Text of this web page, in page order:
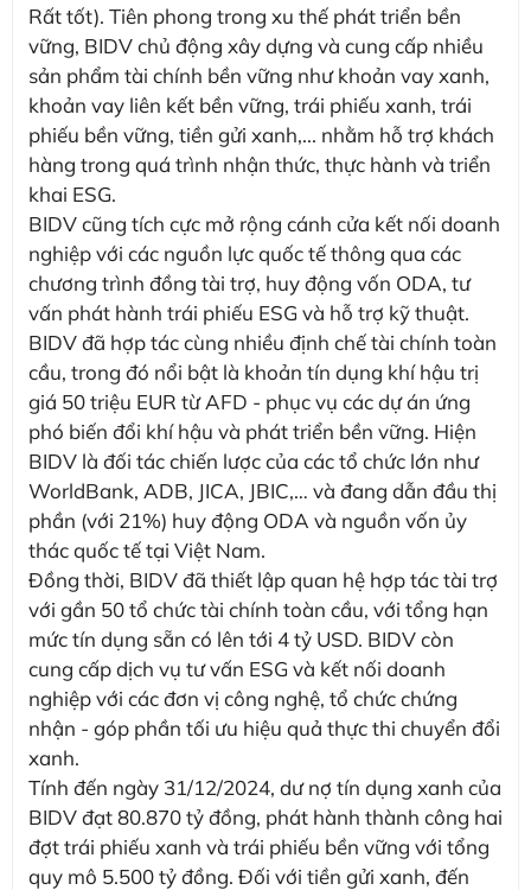
Rất tốt). Tiên phong trong xu thế phát triển bền
vững, BIDV chủ động xây dựng và cung cấp nhiều
sản phẩm tài chính bền vững như khoản vay xanh,
khoản vay liên kết bền vững, trái phiếu xanh, trái
phiếu bền vững, tiền gửi xanh,... nhằm hỗ trợ khách
hàng trong quá trình nhận thức, thực hành và triển
khai ESG.
BIDV cũng tích cực mở rộng cánh cửa kết nối doanh
nghiệp với các nguồn lực quốc tế thông qua các
chương trình đồng tài trợ, huy động vốn ODA, tư
vấn phát hành trái phiếu ESG và hỗ trợ kỹ thuật.
BIDV đã hợp tác cùng nhiều định chế tài chính toàn
cầu, trong đó nổi bật là khoản tín dụng khí hậu trị
giá 50 triệu EUR từ AFD - phục vụ các dự án ứng
phó biến đổi khí hậu và phát triển bền vững. Hiện
BIDV là đối tác chiến lược của các tổ chức lớn như
WorldBank, ADB, JICA, JBIC,… và đang dẫn đầu thị
phần (với 21%) huy động ODA và nguồn vốn ủy
thác quốc tế tại Việt Nam.
Đồng thời, BIDV đã thiết lập quan hệ hợp tác tài trợ
với gần 50 tổ chức tài chính toàn cầu, với tổng hạn
mức tín dụng sẵn có lên tới 4 tỷ USD. BIDV còn
cung cấp dịch vụ tư vấn ESG và kết nối doanh
nghiệp với các đơn vị công nghệ, tổ chức chứng
nhận - góp phần tối ưu hiệu quả thực thi chuyển đổi
xanh.
Tính đến ngày 31/12/2024, dư nợ tín dụng xanh của
BIDV đạt 80.870 tỷ đồng, phát hành thành công hai
đợt trái phiếu xanh và trái phiếu bền vững với tổng
quy mô 5.500 tỷ đồng. Đối với tiền gửi xanh, đến